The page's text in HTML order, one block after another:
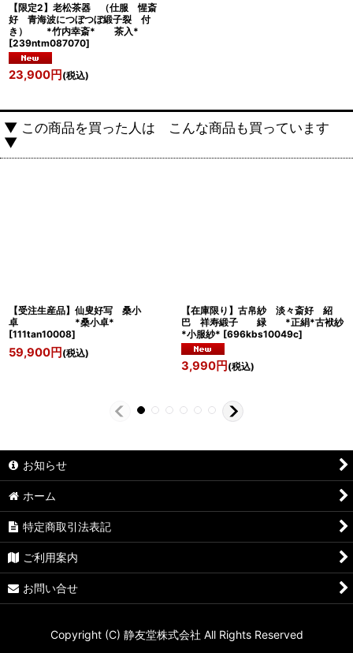
【限定2】老松茶器 （仕服 惺斎
好 青海波につぼつぼ緞子裂 付
き） *竹内幸斎* 茶入*
[239ntm087070]
23,900円 (税込)
▼ この商品を買った人は こんな商品も買っています
▼
【受注生産品】仙叟好写 桑小
卓 *桑小卓*
[111tan10008]
59,900円 (税込)
【在庫限り】古帛紗 淡々斎好 紹
巴 祥寿緞子 緑 *正絹*古袱紗
*小服紗* [696kbs10049c]
3,990円 (税込)
お知らせ
ホーム
特定商取引法表記
ご利用案内
お問い合せ
Copyright (C) 静友堂株式会社 All Rights Reserved